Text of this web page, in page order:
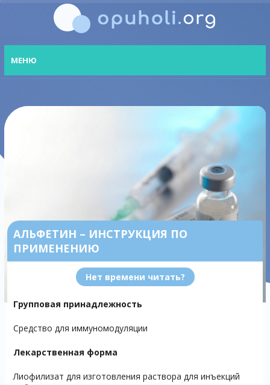
МЕНЮ
АЛЬФЕТИН – ИНСТРУКЦИЯ ПО
ПРИМЕНЕНИЮ
Нет времени читать?
Групповая принадлежность
Средство для иммуномодуляции
Лекарственная форма
Лиофилизат для изготовления раствора для инъекций